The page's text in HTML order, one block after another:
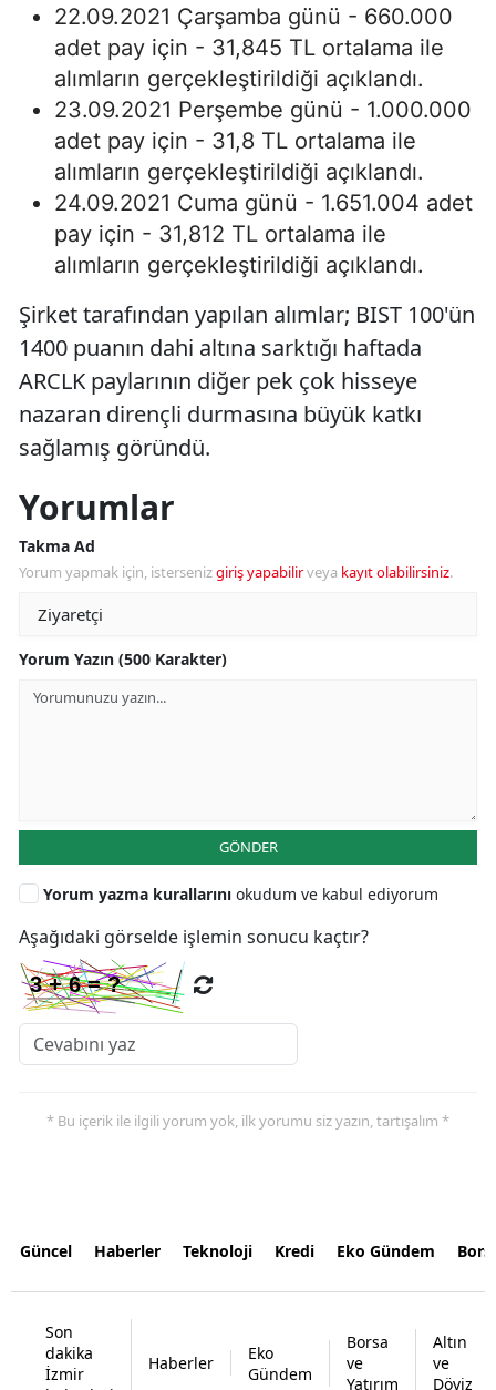
22.09.2021 Çarşamba günü - 660.000
adet pay için - 31,845 TL ortalama ile
alımların gerçekleştirildiği açıklandı.
23.09.2021 Perşembe günü - 1.000.000
adet pay için - 31,8 TL ortalama ile
alımların gerçekleştirildiği açıklandı.
24.09.2021 Cuma günü - 1.651.004 adet
pay için - 31,812 TL ortalama ile
alımların gerçekleştirildiği açıklandı.
Şirket tarafından yapılan alımlar; BIST 100'ün
1400 puanın dahi altına sarktığı haftada
ARCLK paylarının diğer pek çok hisseye
nazaran dirençli durmasına büyük katkı
sağlamış göründü.
Yorumlar
Takma Ad
Yorum yapmak için, istersenizgiriş yapabilirveya kayıt olabilirsiniz.
Yorum Yazın (500 Karakter)
GÖNDER
Yorum yazma kurallarını okudum ve kabul ediyorum
Aşağıdaki görselde işlemin sonucu kaçtır?
* Bu içerik ile ilgili yorum yok, ilk yorumu siz yazın, tartışalım *
Güncel Haberler Teknoloji Kredi Eko Gündem
Son
dakika
İzmir
Haberler
Eko
Gündem
Borsa
ve
Yatırım
Altın
ve
Döviz